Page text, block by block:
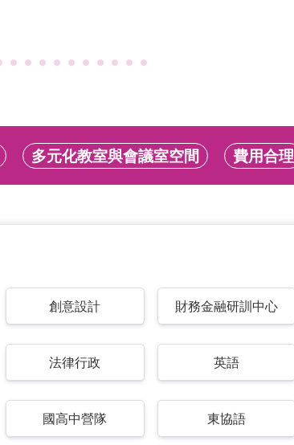
多元化教室與會議室空間 費用合理
創意設計 財務金融研訓中心
法律行政 英語
國高中營隊 東協語